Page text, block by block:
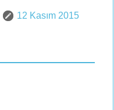
12 Kasım 2015